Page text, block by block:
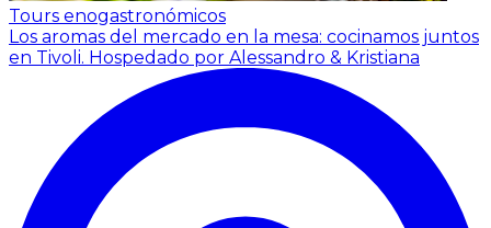
Tours enogastronómicos
Los aromas del mercado en la mesa: cocinamos juntos
en Tivoli. Hospedado por Alessandro & Kristiana